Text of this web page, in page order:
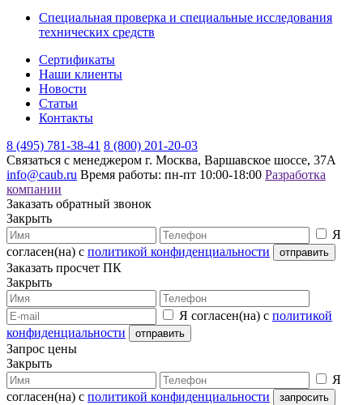
Специальная проверка и специальные исследования
технических средств
Сертификаты
Наши клиенты
Новости
Статьи
Контакты
8 (495) 781-38-41 8 (800) 201-20-03
Связаться с менеджером г. Москва, Варшавское шоссе, 37А
info@caub.ru Время работы: пн-пт 10:00-18:00 Разработка
компании
Заказать обратный звонок
Закрыть
Я
согласен(на) с политикой конфиденциальности
Заказать просчет ПК
Закрыть
Я согласен(на) с политикой
конфиденциальности
Запрос цены
Закрыть
Я
согласен(на) с политикой конфиденциальности